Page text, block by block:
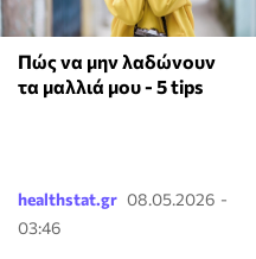
Πώς να μην λαδώνουν
τα μαλλιά μου - 5 tips
healthstat.gr 08.05.2026 -
03:46